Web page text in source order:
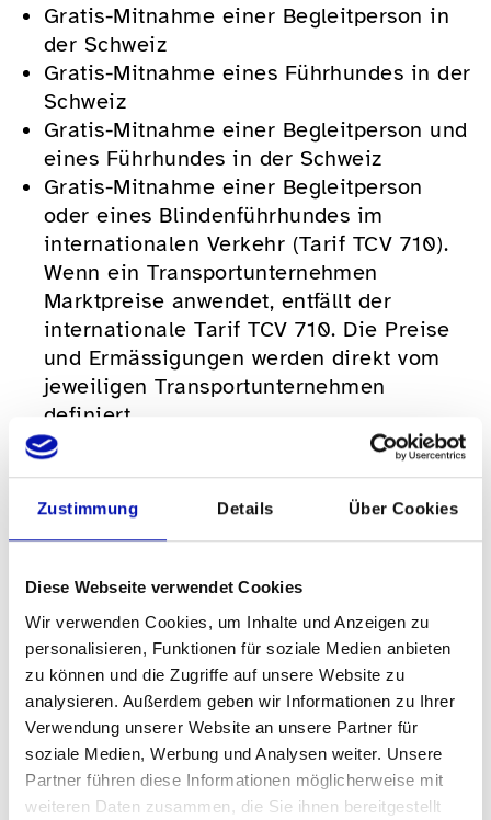
Zustimmung Details Über Cookies
Diese Webseite verwendet Cookies
Wir verwenden Cookies, um Inhalte und Anzeigen zu
personalisieren, Funktionen für soziale Medien anbieten
zu können und die Zugriffe auf unsere Website zu
analysieren. Außerdem geben wir Informationen zu Ihrer
Verwendung unserer Website an unsere Partner für
soziale Medien, Werbung und Analysen weiter. Unsere
Partner führen diese Informationen möglicherweise mit
weiteren Daten zusammen, die Sie ihnen bereitgestellt
Gratis-Mitnahme einer Begleitperson in
der Schweiz
Gratis-Mitnahme eines Führhundes in der
Schweiz
Gratis-Mitnahme einer Begleitperson und
eines Führhundes in der Schweiz
Gratis-Mitnahme einer Begleitperson
oder eines Blindenführhundes im
internationalen Verkehr (Tarif TCV 710).
Wenn ein Transportunternehmen
Marktpreise anwendet, entfällt der
internationale Tarif TCV 710. Die Preise
und Ermässigungen werden direkt vom
jeweiligen Transportunternehmen
definiert.
Was passiert, wenn
obenstehende Regeln nicht
eingehalten werden?
Bei Missbrauch mit dem Begleitabo wird
dieses zurückgezogen und die oder der
Reisende mit einer Behinderung oder die
Begleitperson als Reisende:r ohne gültigen
Fahrausweis behandelt. Nebst dem
Fahrpreis für die in Frage kommende
Strecke/Zone ist folgender Zuschlag zu
bezahlen: